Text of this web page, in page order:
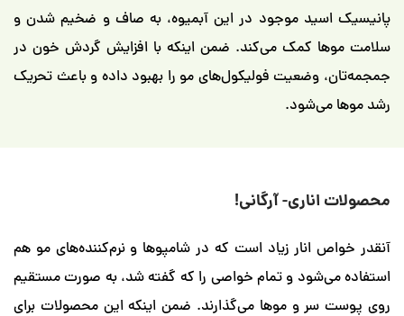
موجود در این آبمیوه، به صاف و ضخیم شدن و
کمک می‌کند. ضمن اینکه با افزایش گردش خون در
وضعیت فولیکول‌های مو را بهبود داده و باعث تحریک
آرگانی!
انار زیاد است که در شامپوها و نرم‌کننده‌های مو هم
و تمام خواصی را که گفته شد، به صورت مستقیم
و موها می‌گذارند. ضمن اینکه این محصولات برای